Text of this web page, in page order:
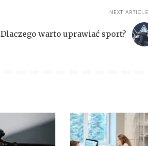
NEXT ARTICLE
Dlaczego warto uprawiać sport?